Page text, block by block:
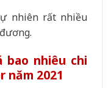
nhiên rất nhiều
bao nhiêu chi
năm 2021